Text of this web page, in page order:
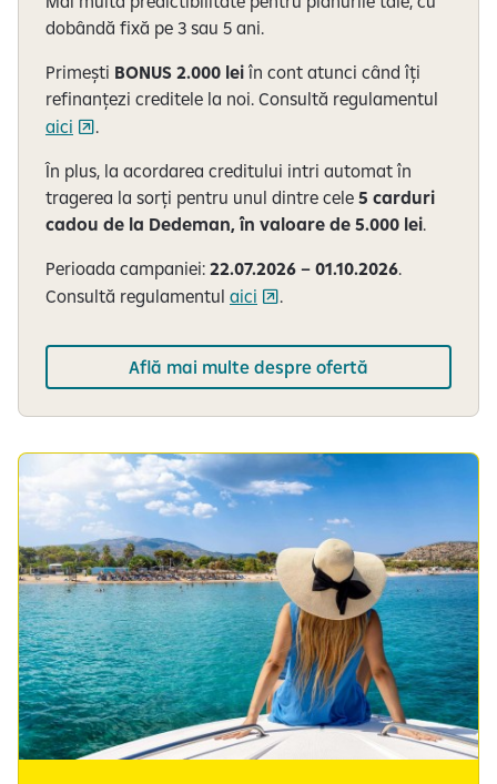
dobândă fixă pe 3 sau 5 ani.
Primești BONUS 2.000 lei în cont atunci când îți
refinanțezi creditele la noi. Consultă regulamentul
aici
.
În plus, la acordarea creditului intri automat în
tragerea la sorți pentru unul dintre cele 5 carduri
cadou de la Dedeman, în valoare de 5.000 lei.
Perioada campaniei: 22.07.2026 – 01.10.2026.
Consultă regulamentul aici .
Află mai multe despre ofertă